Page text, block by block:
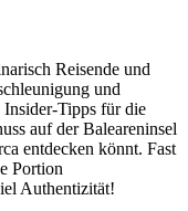
Reisende und
und
Tipps für die
auf der Baleareninsel
entdecken könnt. Fast
Portion
Authentizität!